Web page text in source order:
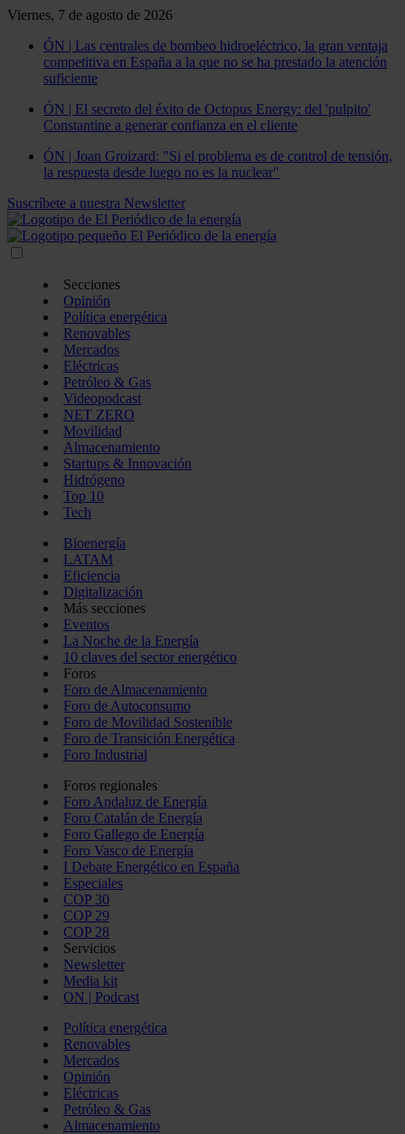
Viernes, 7 de agosto de 2026
ÓN | Las centrales de bombeo hidroeléctrico, la gran ventaja
competitiva en España a la que no se ha prestado la atención
suficiente
ÓN | El secreto del éxito de Octopus Energy: del 'pulpito'
Constantine a generar confianza en el cliente
ÓN | Joan Groizard: "Si el problema es de control de tensión,
la respuesta desde luego no es la nuclear"
Suscríbete a nuestra Newsletter
Secciones
Opinión
Política energética
Renovables
Mercados
Eléctricas
Petróleo & Gas
Videopodcast
NET ZERO
Movilidad
Almacenamiento
Startups & Innovación
Hidrógeno
Top 10
Tech
Bioenergía
LATAM
Eficiencia
Digitalización
Más secciones
Eventos
La Noche de la Energía
10 claves del sector energético
Foros
Foro de Almacenamiento
Foro de Autoconsumo
Foro de Movilidad Sostenible
Foro de Transición Energética
Foro Industrial
Foros regionales
Foro Andaluz de Energía
Foro Catalán de Energía
Foro Gallego de Energía
Foro Vasco de Energía
I Debate Energético en España
Especiales
COP 30
COP 29
COP 28
Servicios
Newsletter
Media kit
ON | Podcast
Política energética
Renovables
Mercados
Opinión
Eléctricas
Petróleo & Gas
Almacenamiento